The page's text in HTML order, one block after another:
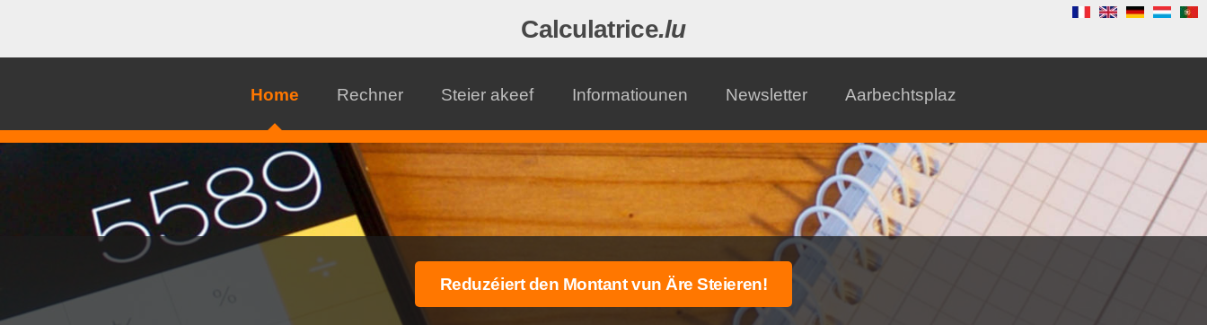
Calculatrice.lu
Home Rechner Steier akeef Informatiounen Newsletter Aarbechtsplaz